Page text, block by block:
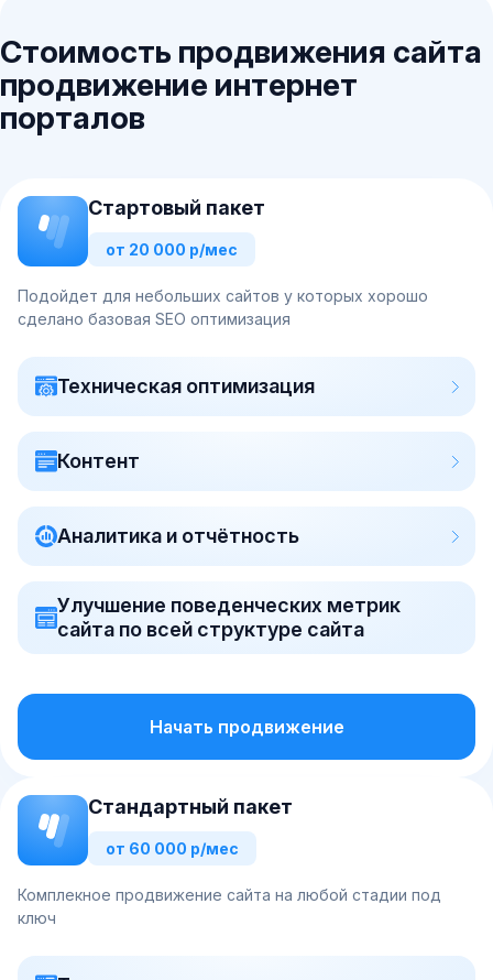
Стоимость продвижения сайта
продвижение интернет
порталов
Стартовый пакет
от 20 000 р/мес
Подойдет для небольших сайтов у которых хорошо
сделано базовая SEO оптимизация
Техническая оптимизация
Контент
Аналитика и отчётность
Улучшение поведенческих метрик
сайта по всей структуре сайта
Начать продвижение
Стандартный пакет
от 60 000 р/мес
Комплекное продвижение сайта на любой стадии под
ключ